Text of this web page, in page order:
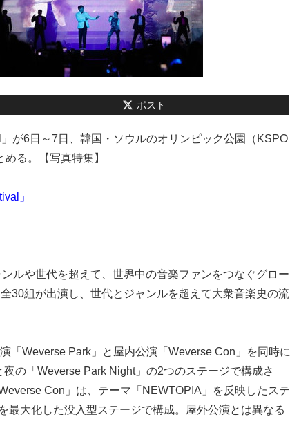
ポスト
が6日～7日、韓国・ソウルのオリンピック公園（KSPO
る。【写真特集】
」
ルや世代を超えて、世界中の音楽ファンをつなぐグロー
30組が出演し、世代とジャンルを超えて大衆音楽史の流
「Weverse Park」と屋内公演「Weverse Con」を同時に
の「Weverse Park Night」の2つのステージで構成さ
Con」は、テーマ「NEWTOPIA」を反映したステ
最大化した没入型ステージで構成。屋外公演とは異なる